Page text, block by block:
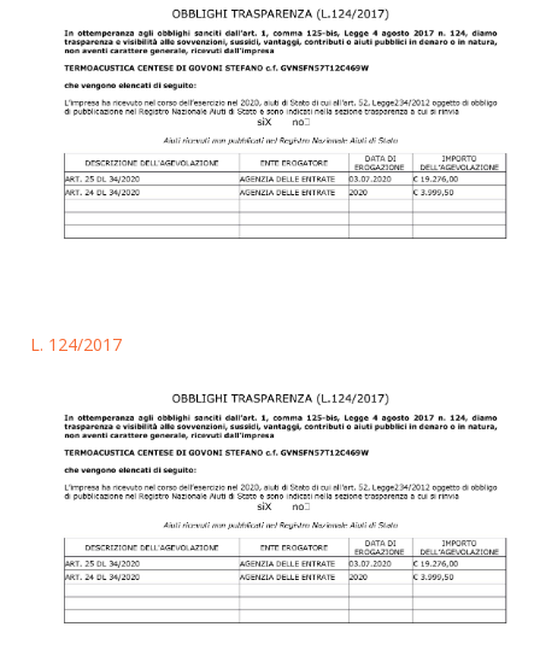
L. 124/2017